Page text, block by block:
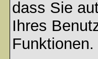
dass Sie
Ihres
Funktionen.